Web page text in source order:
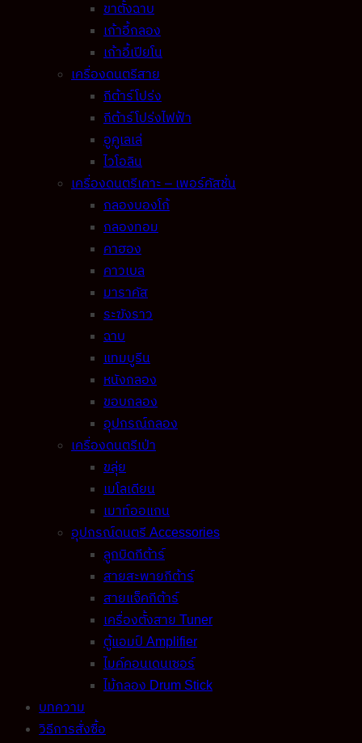
ขาตั้งฉาบ
เก้าอี้กลอง
เก้าอี้เปียโน
เครื่องดนตรีสาย
กีต้าร์โปร่ง
กีต้าร์โปร่งไฟฟ้า
อูคูเลเล่
ไวโอลิน
เครื่องดนตรีเคาะ – เพอร์คัสชั่น
กลองบองโก้
กลองทอม
คาฮอง
คาวเบล
มาราคัส
ระฆังราว
ฉาบ
แทมบูรีน
หนังกลอง
ขอบกลอง
อุปกรณ์กลอง
เครื่องดนตรีเป่า
ขลุ่ย
เมโลเดียน
เมาท์ออแกน
อุปกรณ์ดนตรี Accessories
ลูกบิดกีต้าร์
สายสะพายกีต้าร์
สายแจ็คกีต้าร์
เครื่องตั้งสาย Tuner
ตู้แอมป์ Amplifier
ไมค์คอนเดนเซอร์
ไม้กลอง Drum Stick
บทความ
วิธีการสั่งซื้อ